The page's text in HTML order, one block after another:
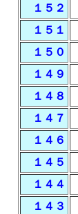
１５２
１５１
１５０
１４９
１４８
１４７
１４６
１４５
１４４
１４３